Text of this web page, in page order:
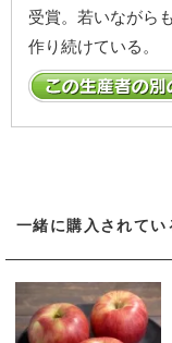
受賞。若いながら
作り続けている。
一緒に購入されてい